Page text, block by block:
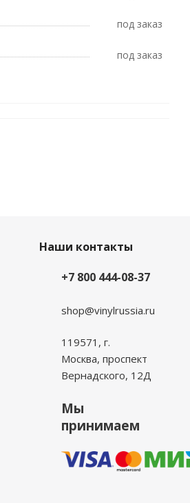
Под заказ
Под заказ
Наши контакты
+7 800 444-08-37
shop@vinylrussia.ru
119571,г.
Москва, проспект
Вернадского, 12Д
Мы
принимаем